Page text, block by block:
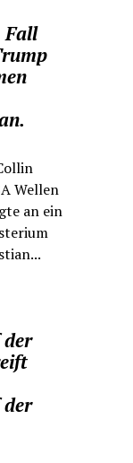
Fall
Wellen
an ein